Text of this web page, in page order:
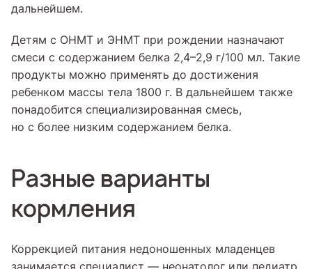
дальнейшем.
Детям с ОНМТ и ЭНМТ при рождении назначают
смеси с содержанием белка 2,4–2,9 г/100 мл. Такие
продукты можно применять до достижения
ребенком массы тела 1800 г. В дальнейшем также
понадобится специализированная смесь,
но с более низким содержанием белка.
Разные варианты
кормления
Коррекцией питания недоношенных младенцев